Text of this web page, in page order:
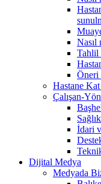
Nasıl
Tahlil
Öneri
Hastane Kat
Çalışan-
İdari
Dijital Medya
Medyada